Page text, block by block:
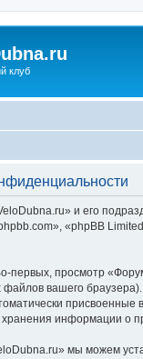
клуб
и его
«phpBB
просмотр
вашего
информации о
мы можем